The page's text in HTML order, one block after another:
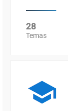
28
Temas